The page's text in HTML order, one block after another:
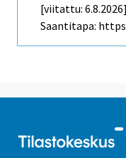
[viitattu:
Saantitapa: